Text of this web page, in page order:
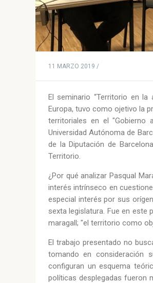
11 MARZO 2019 /
El seminario “Territorio en la
Europa, tuvo como ojetivo la
territoriales en el "Gobierno
Universidad Autónoma de
de la Diputación de
Territorio.
¿Por qué analizar Pasqual
interés intrínseco en
especial interés por sus
sexta legislatura. Fue en este
maragall; "el territorio como
El trabajo presentado no
tomando en consideración
configuran un esquema
políticas desplegadas fueron